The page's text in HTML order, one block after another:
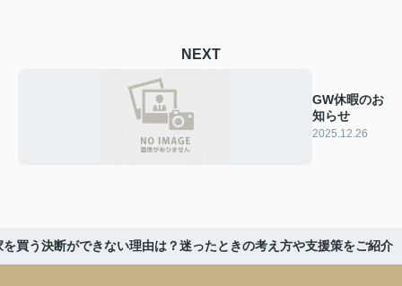
NEXT
GW休暇のお
知らせ
2025.12.26
を買う決断ができない理由は？迷ったときの考え方や支援策をご紹介